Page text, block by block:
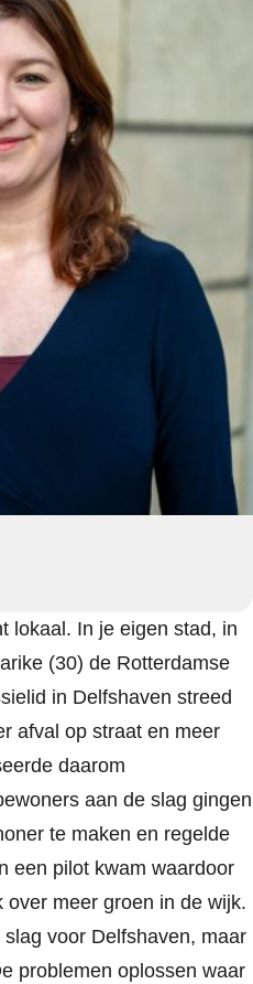
lokaal. In je eigen stad, in
(30) de Rotterdamse
in Delfshaven streed
afval op straat en meer
daarom
aan de slag gingen
te maken en regelde
een pilot kwam waardoor
meer groen in de wijk.
voor Delfshaven, maar
problemen oplossen waar